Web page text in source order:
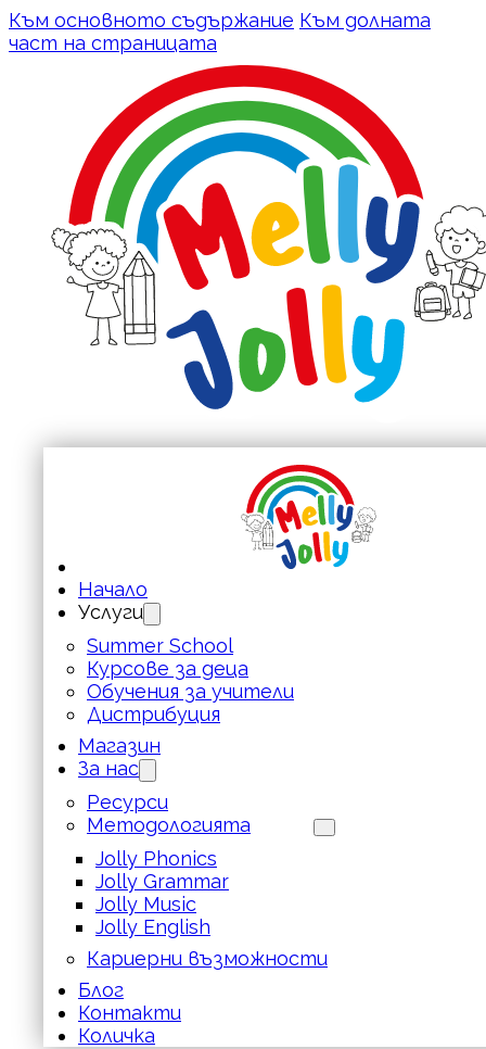
Към основното съдържание Към долната
част на страницата
Начало
Услуги
Summer School
Курсове за деца
Обучения за учители
Дистрибуция
Магазин
За нас
Ресурси
Методологията
Jolly Phonics
Jolly Grammar
Jolly Music
Jolly English
Кариерни възможности
Блог
Контакти
Количка